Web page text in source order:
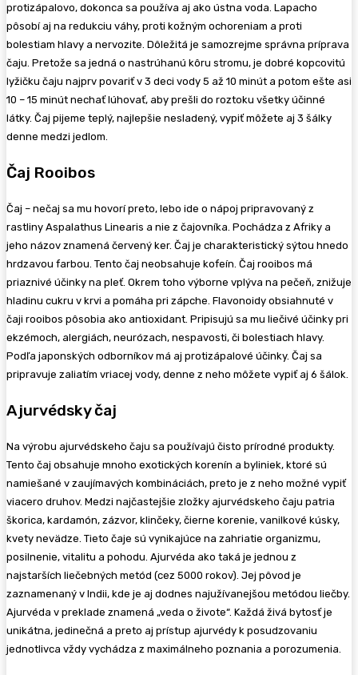
protizápalovo, dokonca sa používa aj ako ústna voda. Lapacho
pôsobí aj na redukciu váhy, proti kožným ochoreniam a proti
bolestiam hlavy a nervozite. Dôležitá je samozrejme správna príprava
čaju. Pretože sa jedná o nastrúhanú kôru stromu, je dobré kopcovitú
lyžičku čaju najprv povariť v 3 deci vody 5 až 10 minút a potom ešte asi
10 – 15 minút nechať lúhovať, aby prešli do roztoku všetky účinné
látky. Čaj pijeme teplý, najlepšie nesladený, vypiť môžete aj 3 šálky
denne medzi jedlom.
Čaj Rooibos
Čaj – nečaj sa mu hovorí preto, lebo ide o nápoj pripravovaný z
rastliny Aspalathus Linearis a nie z čajovníka. Pochádza z Afriky a
jeho názov znamená červený ker. Čaj je charakteristický sýtou hnedo
hrdzavou farbou. Tento čaj neobsahuje kofeín. Čaj rooibos má
priaznivé účinky na pleť. Okrem toho výborne vplýva na pečeň, znižuje
hladinu cukru v krvi a pomáha pri zápche. Flavonoidy obsiahnuté v
čaji rooibos pôsobia ako antioxidant. Pripisujú sa mu liečivé účinky pri
ekzémoch, alergiách, neurózach, nespavosti, či bolestiach hlavy.
Podľa japonských odborníkov má aj protizápalové účinky. Čaj sa
pripravuje zaliatím vriacej vody, denne z neho môžete vypiť aj 6 šálok.
Ajurvédsky čaj
Na výrobu ajurvédskeho čaju sa používajú čisto prírodné produkty.
Tento čaj obsahuje mnoho exotických korenín a byliniek, ktoré sú
namiešané v zaujímavých kombináciách, preto je z neho možné vypiť
viacero druhov. Medzi najčastejšie zložky ajurvédskeho čaju patria
škorica, kardamón, zázvor, klinčeky, čierne korenie, vanilkové kúsky,
kvety nevädze. Tieto čaje sú vynikajúce na zahriatie organizmu,
posilnenie, vitalitu a pohodu. Ajurvéda ako taká je jednou z
najstarších liečebných metód (cez 5000 rokov). Jej pôvod je
zaznamenaný v Indii, kde je aj dodnes najužívanejšou metódou liečby.
Ajurvéda v preklade znamená „veda o živote“. Každá živá bytosť je
unikátna, jedinečná a preto aj prístup ajurvédy k posudzovaniu
jednotlivca vždy vychádza z maximálneho poznania a porozumenia.